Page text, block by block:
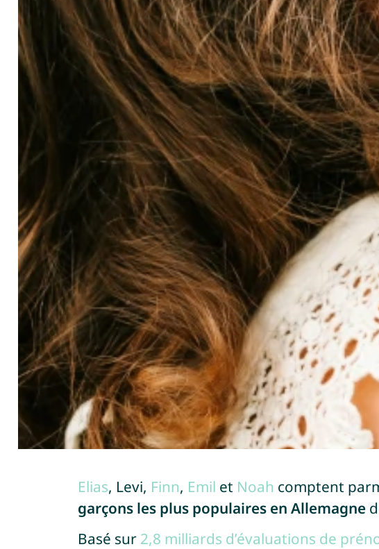
Elias, Levi, Finn, Emil et Noah comptent
garçons les plus populaires en Allemagne
Basé sur 2,8 milliards d’évaluations de